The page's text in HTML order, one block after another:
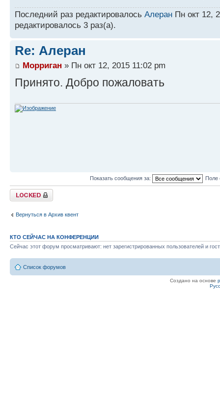
Последний раз редактировалось Алеран Пн окт 12,
редактировалось 3 раз(а).
Re: Алеран
Морриган » Пн окт 12, 2015 11:02 pm
Принято. Добро пожаловать
Показать сообщения за: Поле
Закрыто
Вернуться в Архив квент
КТО СЕЙЧАС НА КОНФЕРЕНЦИИ
Сейчас этот форум просматривают: нет зарегистрированных пользователей и
Список форумов
Создано на основе